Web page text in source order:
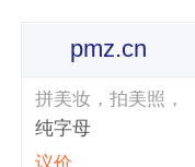
pmz.cn
拼美妆，拍美照，
纯字母